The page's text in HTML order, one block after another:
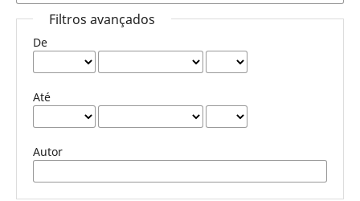
Filtros avançados
De
Até
Autor